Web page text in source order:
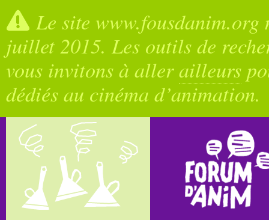
Le site
juillet 2015. Les outils de
vous invitons à allerailleurs
dédiés au cinéma d’animation.